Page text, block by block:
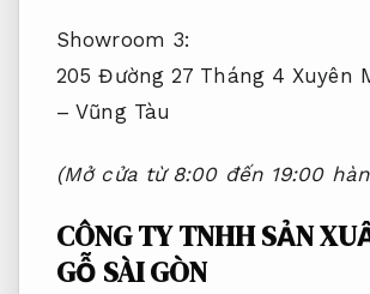
Showroom 3:
205 Đường 27 Tháng 4 Xuyên
– Vũng Tàu
(Mở cửa từ 8:00 đến 19:00
CÔNG TY TNHH SẢN
GỖ SÀI GÒN